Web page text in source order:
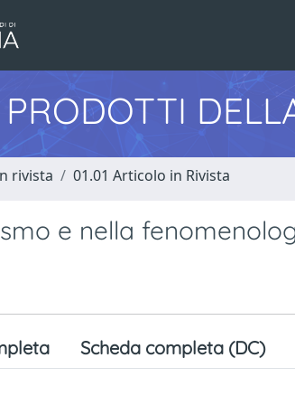
rivista 01.01 Articolo in Rivista
e nella
Scheda completa (DC)